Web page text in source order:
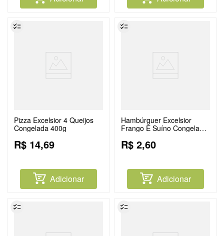
Pizza Excelsior 4 Queijos
Congelada 400g
R$ 14,69
Adicionar
Hambúrguer Excelsior
Frango E Suíno Congelado
R$ 2,60
Adicionar